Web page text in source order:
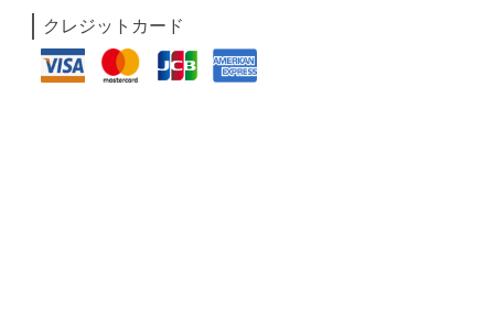
クレジットカード